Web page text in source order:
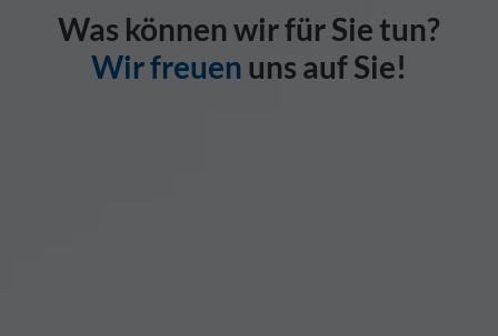
Was können wir für Sie tun?
Wir freuen uns auf Sie!